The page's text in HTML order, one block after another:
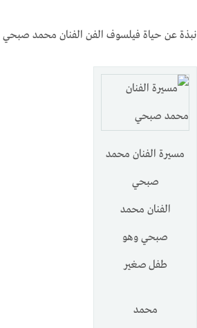
نبذة عن حياة فيلسوف الفن الفنان محمد صبحي
مسيرة الفنان محمد
صبحي
الفنان محمد
صبحي وهو
طفل صغير
محمد